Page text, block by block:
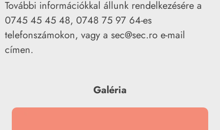
További információkkal állunk rendelkezésére a
0745 45 45 48, 0748 75 97 64-es
telefonszámokon, vagy a sec@sec.ro e-mail
címen.
Galéria